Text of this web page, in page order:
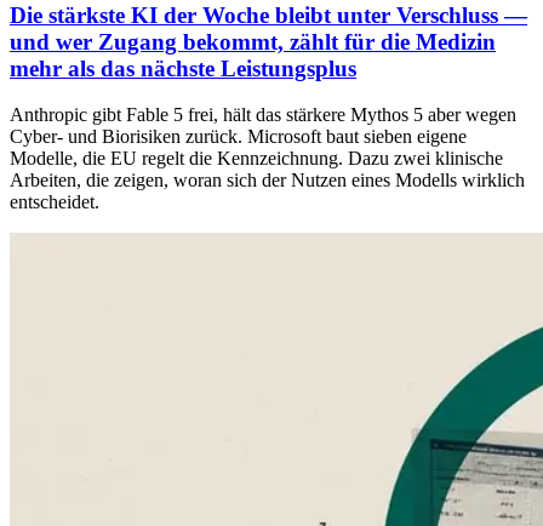
Die stärkste KI der Woche bleibt unter Verschluss —
und wer Zugang bekommt, zählt für die Medizin
mehr als das nächste Leistungsplus
Anthropic gibt Fable 5 frei, hält das stärkere Mythos 5 aber wegen
Cyber- und Biorisiken zurück. Microsoft baut sieben eigene
Modelle, die EU regelt die Kennzeichnung. Dazu zwei klinische
Arbeiten, die zeigen, woran sich der Nutzen eines Modells wirklich
entscheidet.